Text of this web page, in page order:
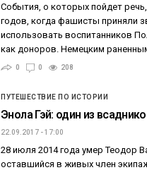
События, о которых пойдет
годов, когда фашисты приняли
использовать воспитанников
как доноров. Немецким
0 0 208
ПУТЕШЕСТВИЕ ПО ИСТОРИИ
Энола Гэй: один из
22.09.2017 - 17:00
28 июля 2014 года умер Теодор
оставшийся в живых член